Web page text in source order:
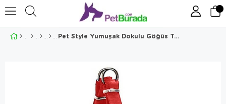
Pet Style Yumuşak Dokulu Göğüs Tasması No.4 Kırmızı